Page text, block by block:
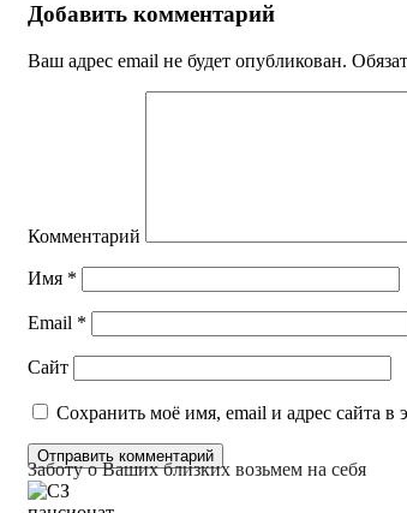
Добавить комментарий
Ваш адрес email не будет опубликован.
Комментарий
Имя *
Email *
Сайт
Сохранить моё имя, email и адрес сайта
Заботу о Ваших близких возьмем на себя